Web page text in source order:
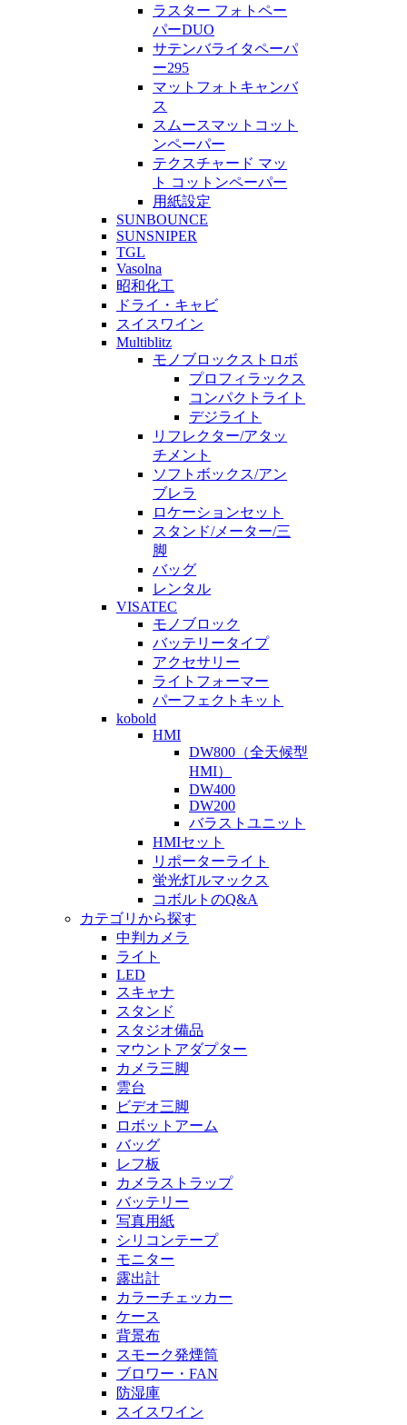
ラスター フォトペー
パーDUO
サテンバライタペーパ
ー295
マットフォトキャンバ
ス
スムースマットコット
ンペーパー
テクスチャード マッ
ト コットンペーパー
用紙設定
SUNBOUNCE
SUNSNIPER
TGL
Vasolna
昭和化工
ドライ・キャビ
スイスワイン
Multiblitz
モノブロックストロボ
プロフィラックス
コンパクトライト
デジライト
リフレクター/アタッ
チメント
ソフトボックス/アン
ブレラ
ロケーションセット
スタンド/メーター/三
脚
バッグ
レンタル
VISATEC
モノブロック
バッテリータイプ
アクセサリー
ライトフォーマー
パーフェクトキット
kobold
HMI
DW800（全天候型
HMI）
DW400
DW200
バラストユニット
HMIセット
リポーターライト
蛍光灯ルマックス
コボルトのQ&A
カテゴリから探す
中判カメラ
ライト
LED
スキャナ
スタンド
スタジオ備品
マウントアダプター
カメラ三脚
雲台
ビデオ三脚
ロボットアーム
バッグ
レフ板
カメラストラップ
バッテリー
写真用紙
シリコンテープ
モニター
露出計
カラーチェッカー
ケース
背景布
スモーク発煙筒
ブロワー・FAN
防湿庫
スイスワイン